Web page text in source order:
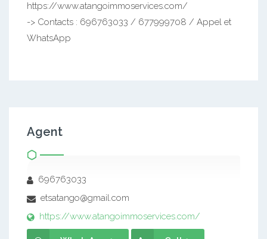
https://www.atangoimmoservices.com/
-> Contacts : 696763033 / 677999708 / Appel et
WhatsApp
Agent
696763033
etsatango@gmail.com
https://www.atangoimmoservices.com/